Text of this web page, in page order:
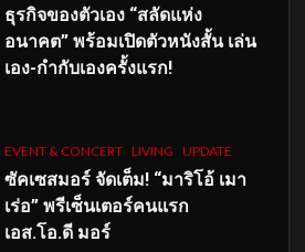
ธุรกิจของตัวเอง “สลัดแห่ง
อนาคต” พร้อมเปิดตัวหนังสั้น เล่น
เอง-กำกับเองครั้งแรก!
EVENT & CONCERT LIVING UPDATE
ซัคเซสมอร์ จัดเต็ม! “มาริโอ้ เมา
เร่อ” พรีเซ็นเตอร์คนแรก
เอส.โอ.ดี มอร์